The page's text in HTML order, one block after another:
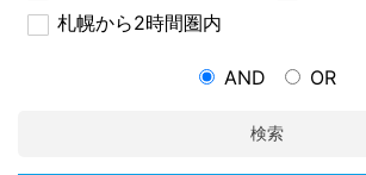
札幌から2時間圏内
AND OR
検索